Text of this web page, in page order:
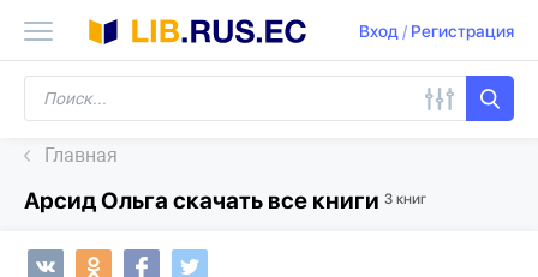
Вход/ Регистрация
Главная
Арсид Ольга скачать все книги 3 книг